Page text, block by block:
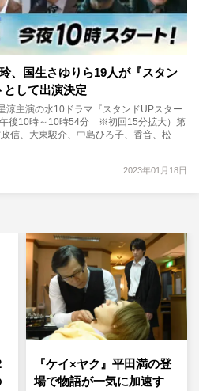
、国生さゆりら19人が『スタン
として出演決定
涼主演の水10ドラマ『スタンドUPスター
後10時～10時54分 ※初回15分拡大）第
信、大東駿介、中島ひろ子、香音、松
2023年01月18日
『ケイ×ヤク』平田満の登
場で物語が一気に加速す